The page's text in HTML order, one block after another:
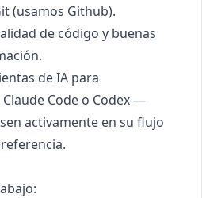
(usamos Github).
de código y buenas
de IA para
Code o Codex —
activamente en su flujo